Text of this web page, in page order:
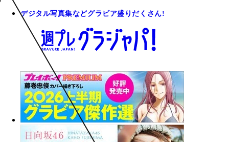
デジタル写真集などグラビア盛りだくさん!